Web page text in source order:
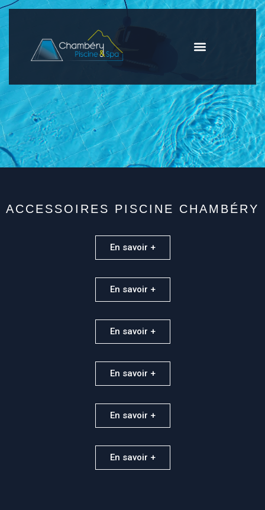
ACCESSOIRES
ACCESSOIRES PISCINE CHAMBÉRY
En savoir +
En savoir +
En savoir +
En savoir +
En savoir +
En savoir +